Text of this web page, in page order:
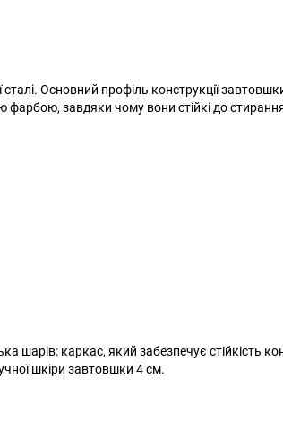
сталі. Основний профіль конструкції
завдяки чому вони стійкі до
шарів: каркас, який забезпечує стійкість
шкіри завтовшки 4 см.